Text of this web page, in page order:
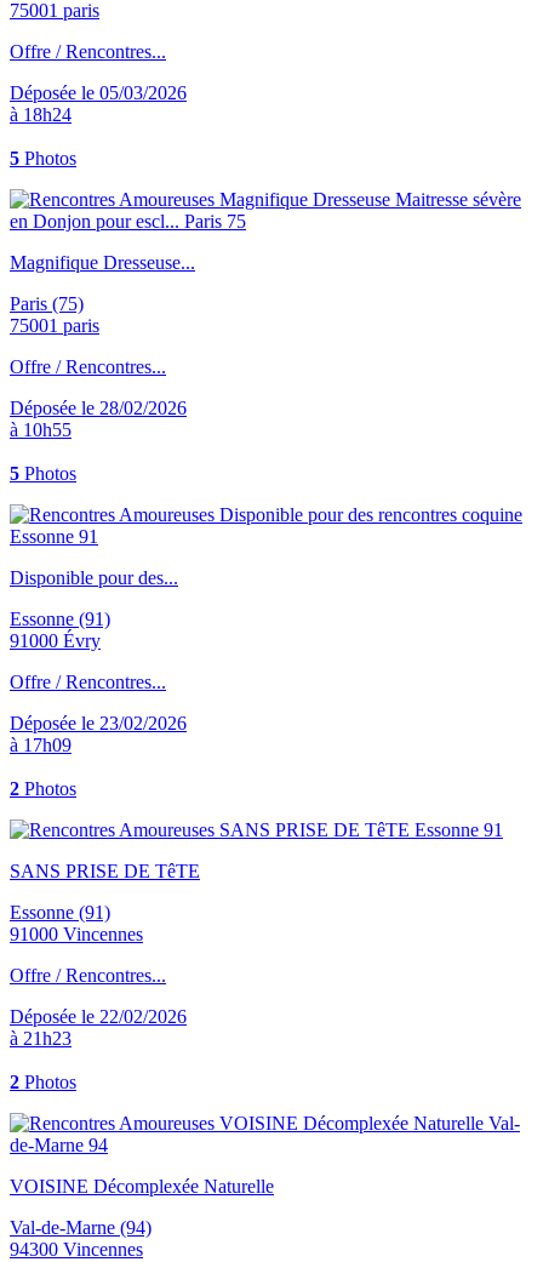
75001 paris
Offre / Rencontres...
Déposée le 05/03/2026
à 18h24
5 Photos
Magnifique Dresseuse...
Paris (75)
75001 paris
Offre / Rencontres...
Déposée le 28/02/2026
à 10h55
5 Photos
Disponible pour des...
Essonne (91)
91000 Évry
Offre / Rencontres...
Déposée le 23/02/2026
à 17h09
2 Photos
SANS PRISE DE TêTE
Essonne (91)
91000 Vincennes
Offre / Rencontres...
Déposée le 22/02/2026
à 21h23
2 Photos
VOISINE Décomplexée Naturelle
Val-de-Marne (94)
94300 Vincennes